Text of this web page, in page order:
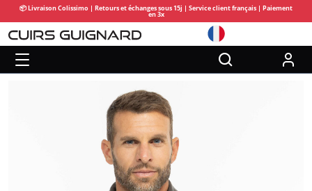
📦 Livraison Colissimo | Retours et échanges sous 15j | Service client français | Paiement
en 3x